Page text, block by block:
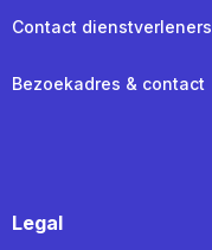
Contact dienstverleners
Bezoekadres & contact
Legal